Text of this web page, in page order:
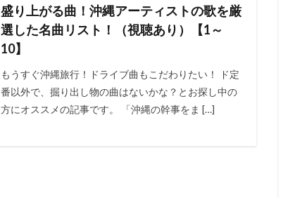
盛り上がる曲！沖縄アーティストの歌を厳
選した名曲リスト！（視聴あり）【1～
10】
もうすぐ沖縄旅行！ドライブ曲もこだわりたい！ ド定
番以外で、掘り出し物の曲はないかな？とお探し中の
方にオススメの記事です。 「沖縄の幹事をま […]